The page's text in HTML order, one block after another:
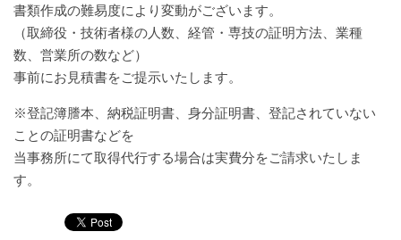
書類作成の難易度により変動がございます。
（取締役・技術者様の人数、経管・専技の証明方法、業種
数、営業所の数など）
事前にお見積書をご提示いたします。
※登記簿謄本、納税証明書、身分証明書、登記されていない
ことの証明書などを
当事務所にて取得代行する場合は実費分をご請求いたしま
す。